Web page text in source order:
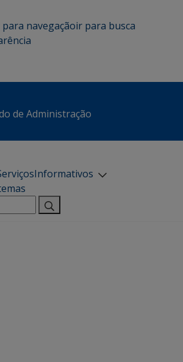
para navegaçãoir para busca
de Administração
Informativos